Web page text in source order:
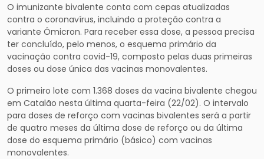
O imunizante bivalente conta com cepas atualizadas
contra o coronavírus, incluindo a proteção contra a
variante Ômicron. Para receber essa dose, a pessoa precisa
ter concluído, pelo menos, o esquema primário da
vacinação contra covid-19, composto pelas duas primeiras
doses ou dose única das vacinas monovalentes.
O primeiro lote com 1.368 doses da vacina bivalente chegou
em Catalão nesta última quarta-feira (22/02). O intervalo
para doses de reforço com vacinas bivalentes será a partir
de quatro meses da última dose de reforço ou da última
dose do esquema primário (básico) com vacinas
monovalentes.